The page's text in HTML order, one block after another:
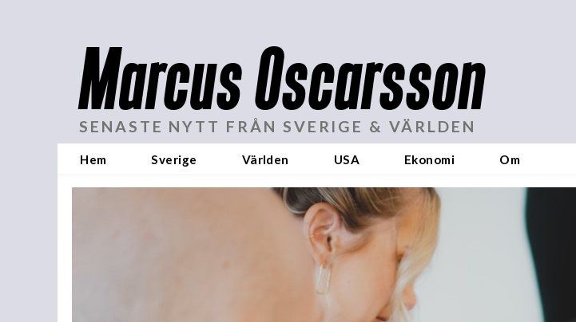
Marcus Oscarsson
SENASTE NYTT FRÅN SVERIGE & VÄRLDEN
Hem Sverige Världen USA Ekonomi Om